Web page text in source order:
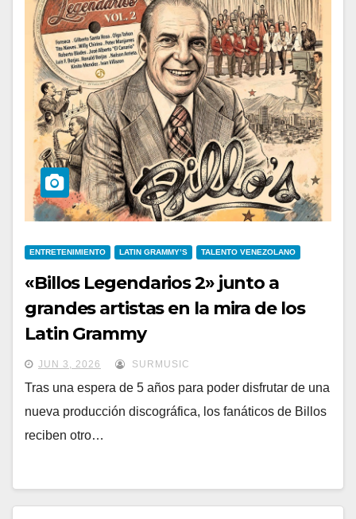
ENTRETENIMIENTO LATIN GRAMMY’S TALENTO VENEZOLANO
«Billos Legendarios 2» junto a
grandes artistas en la mira de los
Latin Grammy
JUN 3, 2026 SURMUSIC
Tras una espera de 5 años para poder disfrutar de una
nueva producción discográfica, los fanáticos de Billos
reciben otro…